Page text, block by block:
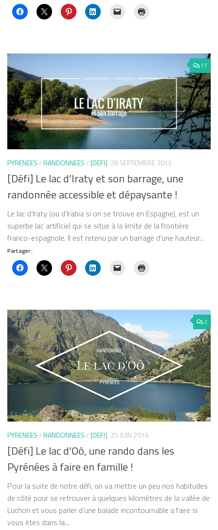
17
PYRENEES/RANDONNEES/[DEFI] 28 SEPTEMBRE 2016
[Défi] Le lac d’Iraty et son barrage, une
randonnée accessible et dépaysante !
Le lac d’Iraty (ou d’Irabia si on se trouve en Espagne), est un
superbe lac artificiel qui se situe à la limite de la frontière
franco-espagnole. Il est retenu par un barrage d’une hauteur...
Partager :
2
PYRENEES/RANDONNEES/[DEFI] 25 JUIN 2016
[Défi] Le lac d’Oô, une rando dans les
Pyrénées à faire en famille !
Pour la suite de notre défi, on va mettre un peu nos habitudes
de côté pour se retrouver à quelques kilomètres de la vallée de
Luchon et vous parler d’une balade incontournable a faire si
vous êtes dans la...